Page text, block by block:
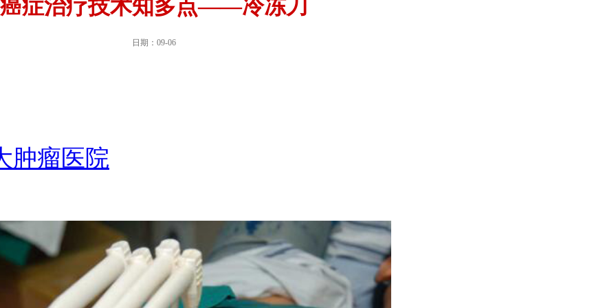
癌症治疗技术知多点——冷冻刀
日期：09-06
肿瘤医院